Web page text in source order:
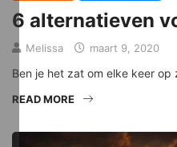
6 alternatieven
Melissa maart 9, 2020
Ben je het zat om elke keer op
READ MORE